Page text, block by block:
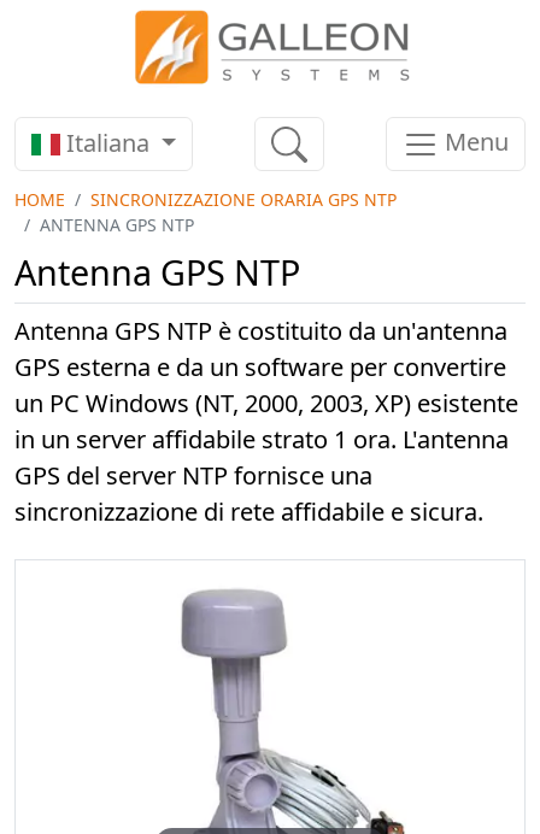
Italiana Menu
HOME
SINCRONIZZAZIONE ORARIA GPS NTP
ANTENNA GPS NTP
Antenna GPS NTP
Antenna GPS NTP è costituito da un'antenna
GPS esterna e da un software per convertire
un PC Windows (NT, 2000, 2003, XP) esistente
in un server affidabile strato 1 ora. L'antenna
GPS del server NTP fornisce una
sincronizzazione di rete affidabile e sicura.